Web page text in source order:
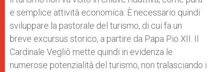
e semplice attività economica. È necessario quindi
sviluppare la pastorale del turismo, di cui fa un
breve excursus storico, a partire da Papa Pio XII. Il
Cardinale Vegliò mette quindi in evidenza le
numerose potenzialità del turismo, non tralasciando i